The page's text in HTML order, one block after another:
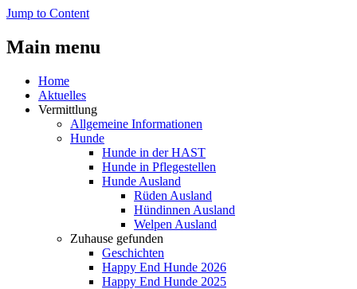
Jump to Content
Main menu
Home
Aktuelles
Vermittlung
Allgemeine Informationen
Hunde
Hunde in der HAST
Hunde in Pflegestellen
Hunde Ausland
Rüden Ausland
Hündinnen Ausland
Welpen Ausland
Zuhause gefunden
Geschichten
Happy End Hunde 2026
Happy End Hunde 2025